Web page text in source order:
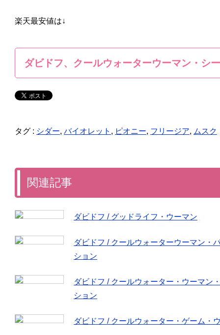
楽天最安値は↓
ダビドフ、クールウォーターウーマン・シ
タグ : シダー, バイオレット , ピオニー, フリージア, ムスク
関連記事
ダビドフ / グッドライフ・ウーマン
ダビドフ / クールウォーターウーマン・
ション
ダビドフ / クールウォーター・ウーマン
ション
ダビドフ / クールウォーター・ゲーム・